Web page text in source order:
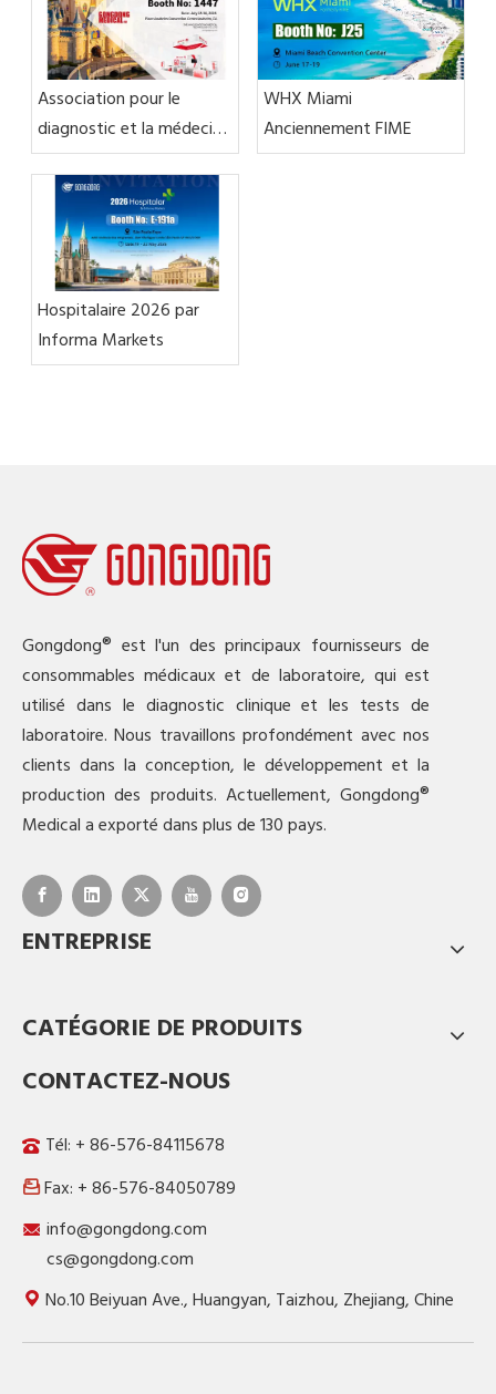
Association pour le
diagnostic et la médecine
de laboratoire™
WHX Miami
Anciennement FIME
Hospitalaire 2026 par
Informa Markets
Gongdong® est l'un des principaux fournisseurs de
consommables médicaux et de laboratoire, qui est
utilisé dans le diagnostic clinique et les tests de
laboratoire. Nous travaillons profondément avec nos
clients dans la conception, le développement et la
production des produits. Actuellement, Gongdong®
Medical a exporté dans plus de 130 pays.
ENTREPRISE
CATÉGORIE DE PRODUITS
CONTACTEZ-NOUS
Tél: + 86-576-84115678
Fax: + 86-576-84050789
info@gongdong.com
cs@gongdong.com
No.10 Beiyuan Ave., Huangyan, Taizhou, Zhejiang, Chine